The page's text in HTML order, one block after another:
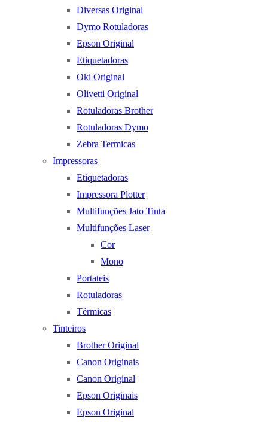
Diversas Original
Dymo Rotuladoras
Epson Original
Etiquetadoras
Oki Original
Olivetti Original
Rotuladoras Brother
Rotuladoras Dymo
Zebra Termicas
Impressoras
Etiquetadoras
Impressora Plotter
Multifunções Jato Tinta
Multifunções Laser
Cor
Mono
Portateis
Rotuladoras
Térmicas
Tinteiros
Brother Original
Canon Originais
Canon Original
Epson Originais
Epson Original